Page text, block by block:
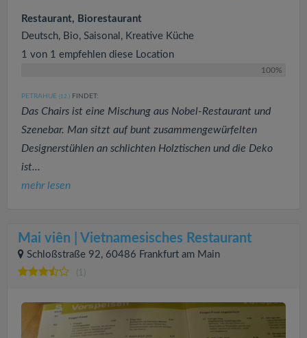
Restaurant, Biorestaurant
Deutsch, Bio, Saisonal, Kreative Küche
1 von 1 empfehlen diese Location
100%
PETRAHUE (12 ) FINDET:
Das Chairs ist eine Mischung aus Nobel-Restaurant und
Szenebar. Man sitzt auf bunt zusammengewürfelten
Designerstühlen an schlichten Holztischen und die Deko
ist...
mehr lesen
Mai viên | Vietnamesisches Restaurant
Schloßstraße 92, 60486 Frankfurt am Main
(1)